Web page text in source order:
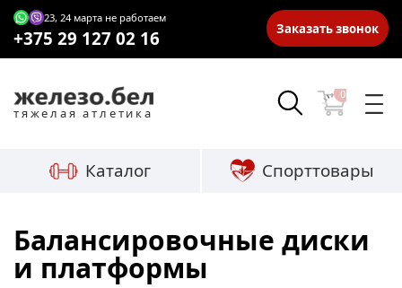
23, 24 марта не работаем
+375 29 127 02 16 Заказать звонок
тяжелая атлетика
0
Каталог Спорттовары
Балансировочные диски
и платформы